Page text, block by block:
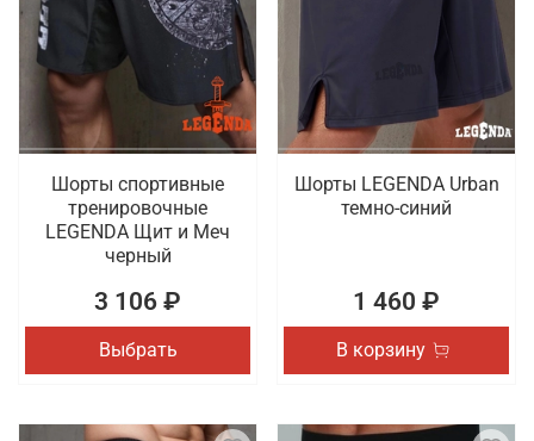
Шорты спортивные
тренировочные
LEGENDA Щит и Меч
черный
3 106 ₽
Выбрать
Шорты LEGENDA Urban
темно-синий
1 460 ₽
В корзину